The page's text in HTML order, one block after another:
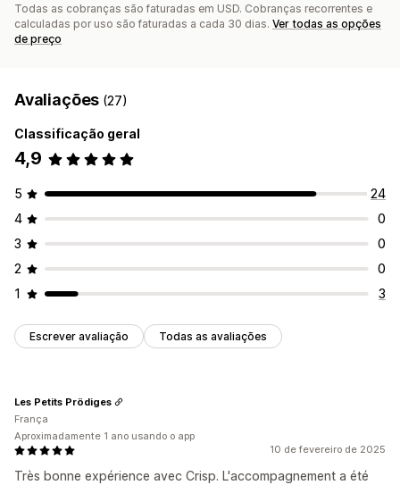
Todas as cobranças são faturadas em USD. Cobranças recorrentes e
calculadas por uso são faturadas a cada 30 dias. Ver todas as opções
de preço
Avaliações (27)
Classificação geral
4,9
5
24
4
0
3
0
2
0
1
3
Escrever avaliação Todas as avaliações
10 de fevereiro de 2025
Très bonne expérience avec Crisp. L'accompagnement a été
Les Petits Prödiges
França
Aproximadamente 1 ano usando o app